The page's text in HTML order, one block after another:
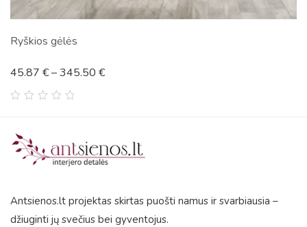
Ryškios gėlės
5
45.87 €–345.50 €
Antsienos.lt projektas skirtas puošti namus ir svarbiausia –
džiuginti jų svečius bei gyventojus.